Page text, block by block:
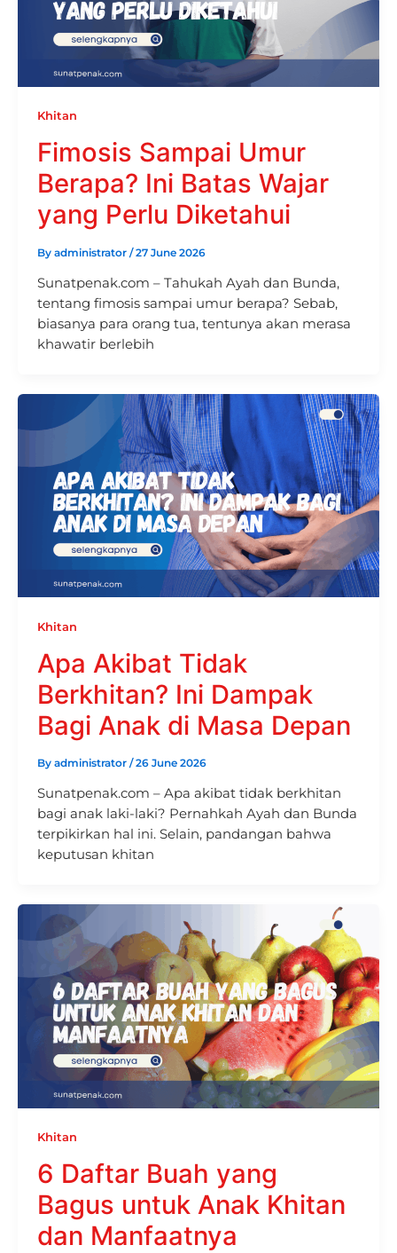
Khitan
Fimosis Sampai Umur
Berapa? Ini Batas Wajar
yang Perlu Diketahui
By administrator /27 June 2026
Sunatpenak.com – Tahukah Ayah dan Bunda,
tentang fimosis sampai umur berapa? Sebab,
biasanya para orang tua, tentunya akan merasa
khawatir berlebih
Khitan
Apa Akibat Tidak
Berkhitan? Ini Dampak
Bagi Anak di Masa Depan
By administrator /26 June 2026
Sunatpenak.com – Apa akibat tidak berkhitan
bagi anak laki-laki? Pernahkah Ayah dan Bunda
terpikirkan hal ini. Selain, pandangan bahwa
keputusan khitan
Khitan
6 Daftar Buah yang
Bagus untuk Anak Khitan
dan Manfaatnya